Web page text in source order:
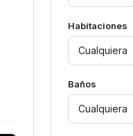
Habitaciones
Cualquiera
Baños
Cualquiera